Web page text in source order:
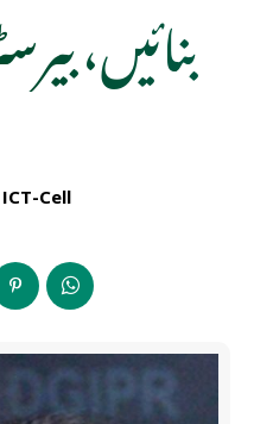
بنائیں،
Cell